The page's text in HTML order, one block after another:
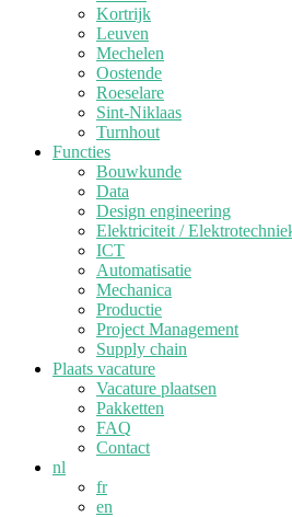
Kortrijk
Leuven
Mechelen
Oostende
Roeselare
Sint-Niklaas
Turnhout
Functies
Bouwkunde
Data
Design engineering
Elektriciteit /
ICT
Automatisatie
Mechanica
Productie
Project Management
Supply chain
Plaats vacature
Vacature plaatsen
Pakketten
FAQ
Contact
nl
fr
en